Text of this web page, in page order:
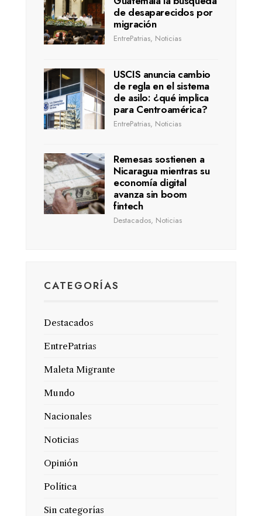
de desaparecidos por
migración
EntrePatrias, Noticias
USCIS anuncia cambio
de regla en el sistema
de asilo: ¿qué implica
para Centroamérica?
EntrePatrias, Noticias
Remesas sostienen a
Nicaragua mientras su
economía digital
avanza sin boom
fintech
Destacados, Noticias
CATEGORÍAS
Destacados
EntrePatrias
Maleta Migrante
Mundo
Nacionales
Noticias
Opinión
Política
Sin categorías